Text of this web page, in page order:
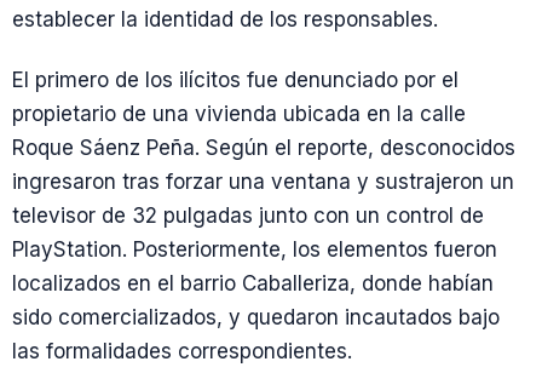
establecer la identidad de los responsables.
El primero de los ilícitos fue denunciado por el
propietario de una vivienda ubicada en la calle
Roque Sáenz Peña. Según el reporte, desconocidos
ingresaron tras forzar una ventana y sustrajeron un
televisor de 32 pulgadas junto con un control de
PlayStation. Posteriormente, los elementos fueron
localizados en el barrio Caballeriza, donde habían
sido comercializados, y quedaron incautados bajo
las formalidades correspondientes.